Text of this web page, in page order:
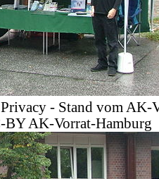
- Stand vom AK-
BY AK-Vorrat-Hamburg